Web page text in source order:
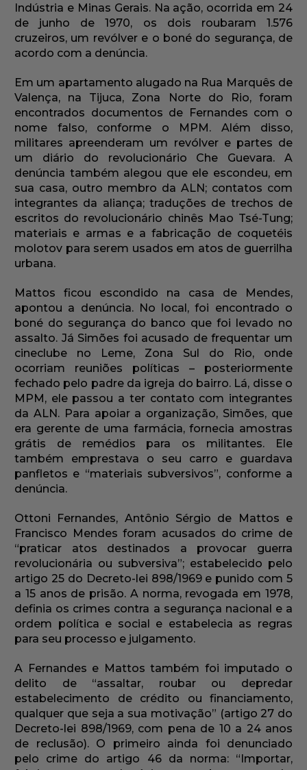
Indústria e Minas Gerais. Na ação, ocorrida em 24
de junho de 1970, os dois roubaram 1.576
cruzeiros, um revólver e o boné do segurança, de
acordo com a denúncia.
Em um apartamento alugado na Rua Marquês de
Valença, na Tijuca, Zona Norte do Rio, foram
encontrados documentos de Fernandes com o
nome falso, conforme o MPM. Além disso,
militares apreenderam um revólver e partes de
um diário do revolucionário Che Guevara. A
denúncia também alegou que ele escondeu, em
sua casa, outro membro da ALN; contatos com
integrantes da aliança; traduções de trechos de
escritos do revolucionário chinês Mao Tsé-Tung;
materiais e armas e a fabricação de coquetéis
molotov para serem usados em atos de guerrilha
urbana.
Mattos ficou escondido na casa de Mendes,
apontou a denúncia. No local, foi encontrado o
boné do segurança do banco que foi levado no
assalto. Já Simões foi acusado de frequentar um
cineclube no Leme, Zona Sul do Rio, onde
ocorriam reuniões políticas – posteriormente
fechado pelo padre da igreja do bairro. Lá, disse o
MPM, ele passou a ter contato com integrantes
da ALN. Para apoiar a organização, Simões, que
era gerente de uma farmácia, fornecia amostras
grátis de remédios para os militantes. Ele
também emprestava o seu carro e guardava
panfletos e “materiais subversivos”, conforme a
denúncia.
Ottoni Fernandes, Antônio Sérgio de Mattos e
Francisco Mendes foram acusados do crime de
“praticar atos destinados a provocar guerra
revolucionária ou subversiva”; estabelecido pelo
artigo 25 do Decreto-lei 898/1969 e punido com 5
a 15 anos de prisão. A norma, revogada em 1978,
definia os crimes contra a segurança nacional e a
ordem política e social e estabelecia as regras
para seu processo e julgamento.
A Fernandes e Mattos também foi imputado o
delito de “assaltar, roubar ou depredar
estabelecimento de crédito ou financiamento,
qualquer que seja a sua motivação” (artigo 27 do
Decreto-lei 898/1969, com pena de 10 a 24 anos
de reclusão). O primeiro ainda foi denunciado
pelo crime do artigo 46 da norma: “Importar,